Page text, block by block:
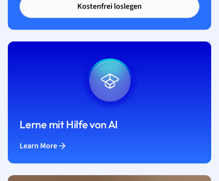
Kostenfrei loslegen
Lerne mit Hilfe von AI
Learn More